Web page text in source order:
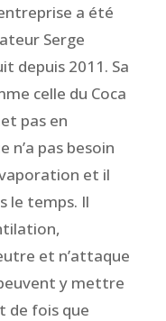
a été
Serge
depuis 2011. Sa
celle du Coca
pas en
n’a pas besoin
et il
le temps. Il
et n’attaque
y mettre
de fois que